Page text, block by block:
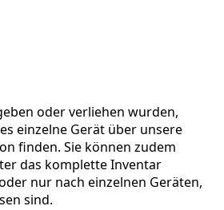
oder verliehen wurden,
einzelne Gerät über unsere
finden. Sie können zudem
das komplette Inventar
nur nach einzelnen Geräten,
sind.